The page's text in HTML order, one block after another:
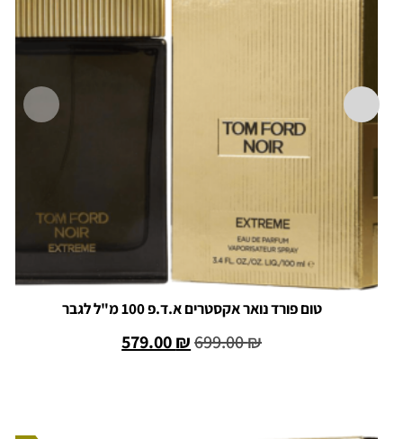
טום פורד נואר אקסטרים א.ד.פ 100 מ"ל לגבר
699.00₪
579.00₪